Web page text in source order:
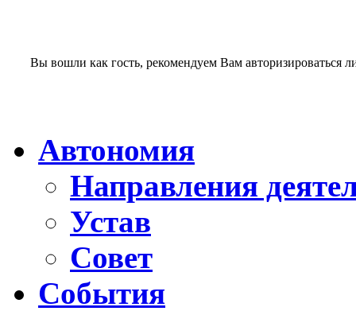
Вы вошли как гость, рекомендуем Вам авторизироваться
Автономия
Направления
Устав
Совет
События